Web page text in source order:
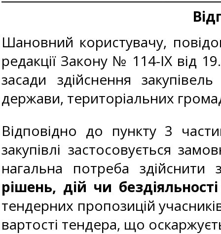
Шановний користувачу,
редакції Закону № 114-IX від
засади здійснення
держави, територіальних
Відповідно до пункту 3
закупівлі застосовується
нагальна потреба
рішень, дій чи
тендерних пропозицій
вартості тендера, що